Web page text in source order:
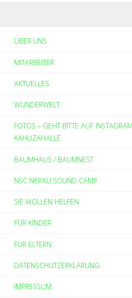
ÜBER UNS
MITARBEITER
AKTUELLES
WUNDERWELT
FOTOS – GEHT BITTE AUF
KAHUZAHALLE
BAUMHAUS / BAUMNEST
NSC NEPALI SOUND CAMP
SIE WOLLEN HELFEN
FÜR KINDER
FÜR ELTERN
DATENSCHUTZERKLÄRUNG
IMPRESSUM